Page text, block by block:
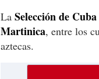
La Selección de Cuba
Martinica, entre los
aztecas.